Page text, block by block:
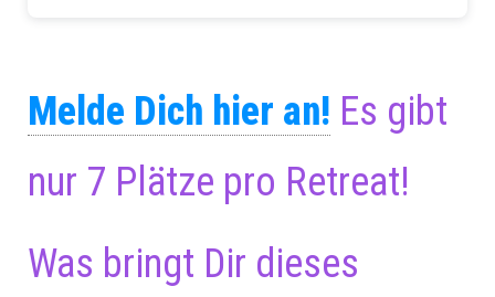
Melde Dich hier an! Es gibt
nur 7 Plätze pro Retreat!
Was bringt Dir dieses